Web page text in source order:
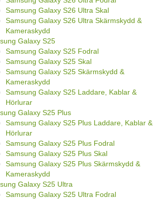
Samsung Galaxy S26 Ultra Skal
Samsung Galaxy S26 Ultra Skärmskydd &
Kameraskydd
Galaxy S25
Samsung Galaxy S25 Fodral
Samsung Galaxy S25 Skal
Samsung Galaxy S25 Skärmskydd &
Kameraskydd
Samsung Galaxy S25 Laddare, Kablar &
Hörlurar
Galaxy S25 Plus
Samsung Galaxy S25 Plus Laddare, Kablar &
Hörlurar
Samsung Galaxy S25 Plus Fodral
Samsung Galaxy S25 Plus Skal
Samsung Galaxy S25 Plus Skärmskydd &
Kameraskydd
Galaxy S25 Ultra
Samsung Galaxy S25 Ultra Fodral